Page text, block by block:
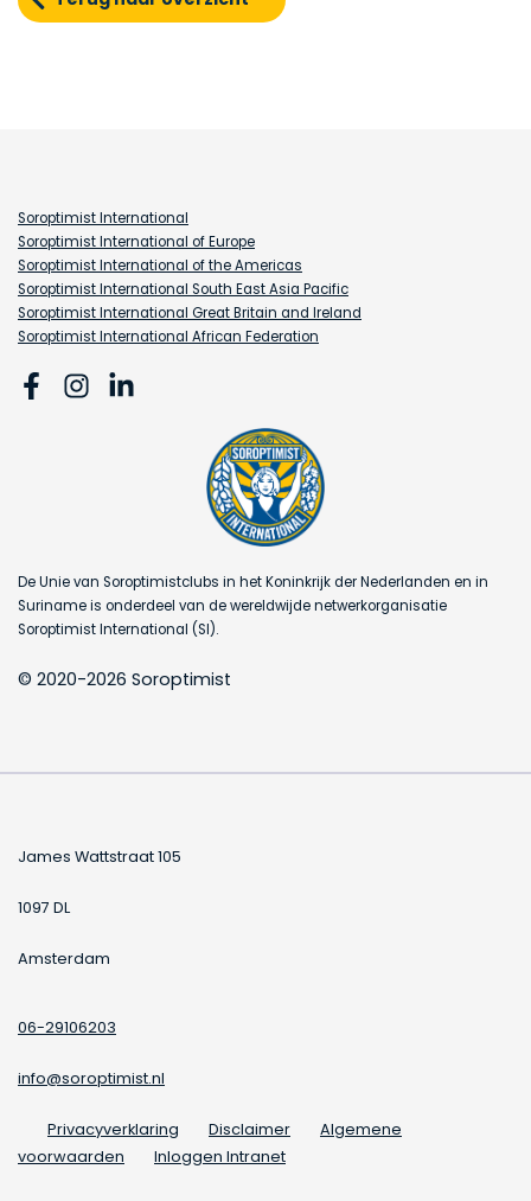
Soroptimist International
Soroptimist International of Europe
Soroptimist International of the Americas
Soroptimist International South East Asia Pacific
Soroptimist International Great Britain and Ireland
Soroptimist International African Federation
De Unie van Soroptimistclubs in het Koninkrijk der Nederlanden en in
Suriname is onderdeel van de wereldwijde netwerkorganisatie
Soroptimist International (SI).
© 2020-2026 Soroptimist
James Wattstraat 105
1097 DL
Amsterdam
06-29106203
info@soroptimist.nl
Privacyverklaring Disclaimer
Algemene
voorwaarden
Inloggen Intranet